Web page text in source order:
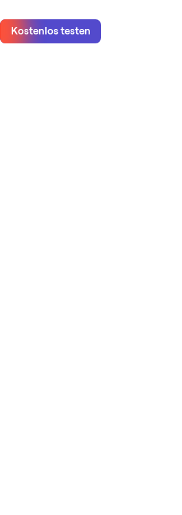
Kostenlos testen